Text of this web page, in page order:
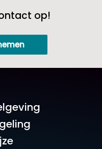
op!